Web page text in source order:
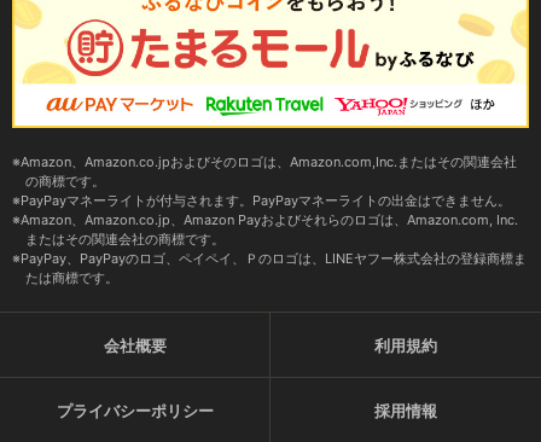
Amazon、Amazon.co.jpおよびそのロゴは、Amazon.com,Inc.またはその関連会社
の商標です。
PayPayマネーライトが付与されます。PayPayマネーライトの出金はできません。
Amazon、Amazon.co.jp、Amazon Payおよびそれらのロゴは、Amazon.com, Inc.
またはその関連会社の商標です。
PayPay、PayPayのロゴ、ペイペイ、Ｐのロゴは、LINEヤフー株式会社の登録商標ま
たは商標です。
会社概要 利用規約
プライバシーポリシー 採用情報